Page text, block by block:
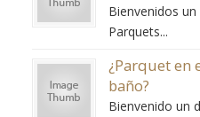
Bienvenidos
Parquets...
¿Parquet en
baño?
Bienvenido un